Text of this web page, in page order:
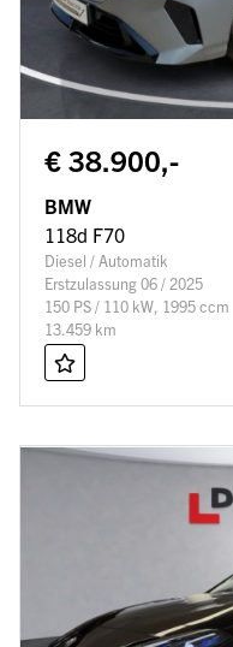
€ 38.900,-
BMW
118d F70
Diesel / Automatik
Erstzulassung 06 / 2025
150 PS / 110 kW, 1995 ccm
13.459 km